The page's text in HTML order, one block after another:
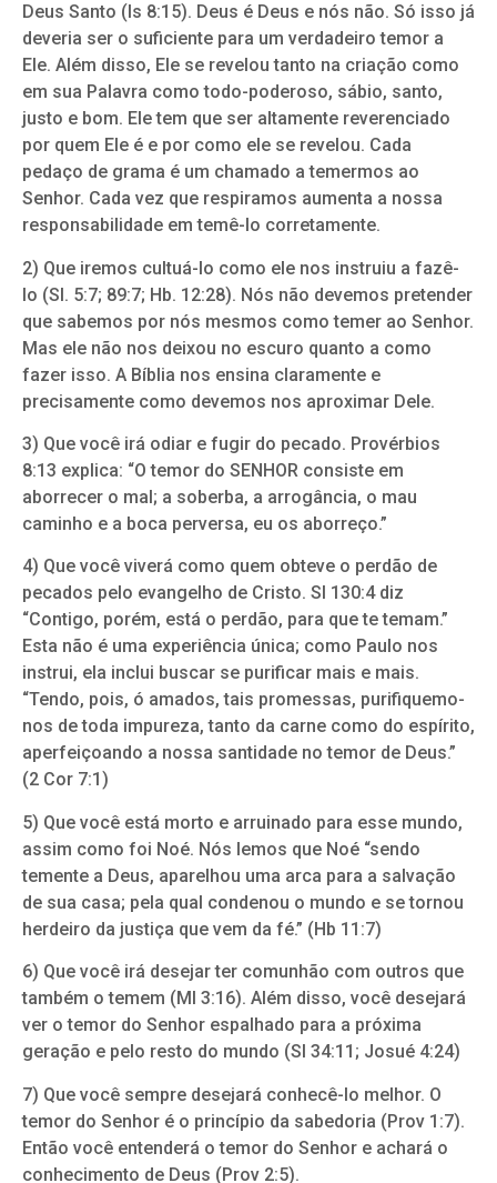
Deus Santo (Is 8:15). Deus é Deus e nós não. Só isso já
deveria ser o suficiente para um verdadeiro temor a
Ele. Além disso, Ele se revelou tanto na criação como
em sua Palavra como todo-poderoso, sábio, santo,
justo e bom. Ele tem que ser altamente reverenciado
por quem Ele é e por como ele se revelou. Cada
pedaço de grama é um chamado a temermos ao
Senhor. Cada vez que respiramos aumenta a nossa
responsabilidade em temê-lo corretamente.
2) Que iremos cultuá-lo como ele nos instruiu a fazê-
lo (Sl. 5:7; 89:7; Hb. 12:28). Nós não devemos pretender
que sabemos por nós mesmos como temer ao Senhor.
Mas ele não nos deixou no escuro quanto a como
fazer isso. A Bíblia nos ensina claramente e
precisamente como devemos nos aproximar Dele.
3) Que você irá odiar e fugir do pecado. Provérbios
8:13 explica: “O temor do SENHOR consiste em
aborrecer o mal; a soberba, a arrogância, o mau
caminho e a boca perversa, eu os aborreço.”
4) Que você viverá como quem obteve o perdão de
pecados pelo evangelho de Cristo. Sl 130:4 diz
“Contigo, porém, está o perdão, para que te temam.”
Esta não é uma experiência única; como Paulo nos
instrui, ela inclui buscar se purificar mais e mais.
“Tendo, pois, ó amados, tais promessas, purifiquemo-
nos de toda impureza, tanto da carne como do espírito,
aperfeiçoando a nossa santidade no temor de Deus.”
(2 Cor 7:1)
5) Que você está morto e arruinado para esse mundo,
assim como foi Noé. Nós lemos que Noé “sendo
temente a Deus, aparelhou uma arca para a salvação
de sua casa; pela qual condenou o mundo e se tornou
herdeiro da justiça que vem da fé.” (Hb 11:7)
6) Que você irá desejar ter comunhão com outros que
também o temem (Ml 3:16). Além disso, você desejará
ver o temor do Senhor espalhado para a próxima
geração e pelo resto do mundo (Sl 34:11; Josué 4:24)
7) Que você sempre desejará conhecê-lo melhor. O
temor do Senhor é o princípio da sabedoria (Prov 1:7).
Então você entenderá o temor do Senhor e achará o
conhecimento de Deus (Prov 2:5).